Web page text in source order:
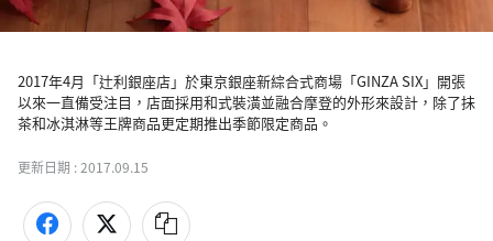
2017年4月「辻利銀座店」於東京銀座新綜合式商場「GINZA SIX」開張
以來一直備受注目，店面採用和式裝潢並融合摩登的外形來設計，除了抺
茶和冰淇淋等王牌商品更定期推出季節限定商品。
更新日期 :2017.09.15